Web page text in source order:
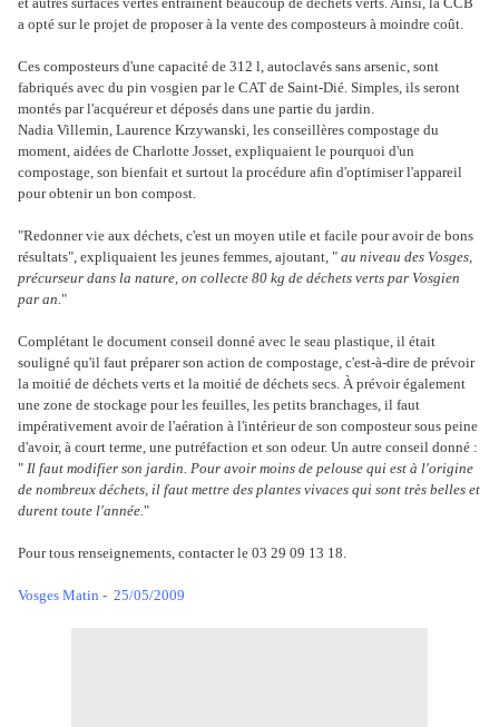
a opté sur le projet de proposer à la vente des composteurs à moindre coût.
Ces composteurs d'une capacité de 312 l, autoclavés sans arsenic, sont
fabriqués avec du pin vosgien par le CAT de Saint-Dié. Simples, ils seront
montés par l'acquéreur et déposés dans une partie du jardin.
Nadia Villemin, Laurence Krzywanski, les conseillères compostage du
moment, aidées de Charlotte Josset, expliquaient le pourquoi d'un
compostage, son bienfait et surtout la procédure afin d'optimiser l'appareil
pour obtenir un bon compost.
"Redonner vie aux déchets, c'est un moyen utile et facile pour avoir de bons
résultats", expliquaient les jeunes femmes, ajoutant, " au niveau des Vosges,
précurseur dans la nature, on collecte 80 kg de déchets verts par Vosgien
par an."
Complétant le document conseil donné avec le seau plastique, il était
souligné qu'il faut préparer son action de compostage, c'est-à-dire de prévoir
la moitié de déchets verts et la moitié de déchets secs. À prévoir également
une zone de stockage pour les feuilles, les petits branchages, il faut
impérativement avoir de l'aération à l'intérieur de son composteur sous peine
d'avoir, à court terme, une putréfaction et son odeur. Un autre conseil donné :
" Il faut modifier son jardin. Pour avoir moins de pelouse qui est à l'origine
de nombreux déchets, il faut mettre des plantes vivaces qui sont très belles et
durent toute l'année."
Pour tous renseignements, contacter le 03 29 09 13 18.
Vosges Matin - 25/05/2009